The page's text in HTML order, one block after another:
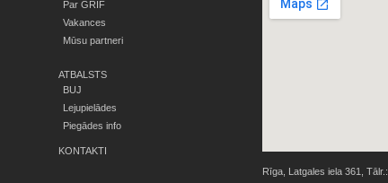
Par GRIF
Vakances
Mūsu partneri
ATBALSTS
BUJ
Lejupielādes
Piegādes info
KONTAKTI
Rīga, Latgales iela 361, Tālr.: